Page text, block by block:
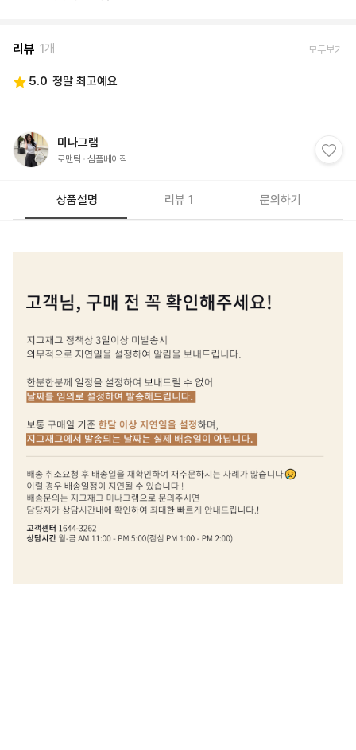
리뷰 1개 모두보기
5.0 정말 최고예요
미나그램
로맨틱 심플베이직
상품설명 리뷰 1 문의하기